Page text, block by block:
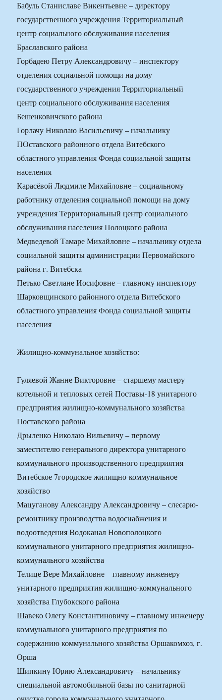
Бабуль Станиславе Викентьевне – директору
государственного учреждения Территориальный
центр социального обслуживания населения
Браславского района
Горбадею Петру Александровичу – инспектору
отделения социальной помощи на дому
государственного учреждения Территориальный
центр социального обслуживания населения
Бешенковичского района
Горлачу Николаю Васильевичу – начальнику
ПОставского районного отдела Витебского
областного управления Фонда социальной защиты
населения
Карасёвой Людмиле Михайловне – социальному
работнику отделения социальной помощи на дому
учреждения Территориальный центр социального
обслуживания населения Полоцкого района
Медведевой Тамаре Михайловне – начальнику отдела
социальной защиты администрации Первомайского
района г. Витебска
Петько Светлане Иосифовне – главному инспектору
Шарковщинского районного отдела Витебского
областного управления Фонда социальной защиты
населения
Жилищно-коммунальное хозяйство:
Гуляевой Жанне Викторовне – старшему мастеру
котельной и тепловых сетей Поставы-18 унитарного
предприятия жилищно-коммунального хозяйства
Поставского района
Дрыленко Николаю Вильевичу – первому
заместителю генерального директора унитарного
коммунального производственного предприятия
Витебское 7городское жилищно-коммунальное
хозяйство
Мацуганову Александру Александровичу – слесарю-
ремонтнику производства водоснабжения и
водоотведения Водоканал Новополоцкого
коммунального унитарного предприятия жилищно-
коммунального хозяйства
Телице Вере Михайловне – главному инженеру
унитарного предприятия жилищно-коммунального
хозяйства Глубокского района
Шавеко Олегу Константиновичу – главному инженеру
коммунального унитарного предприятия по
содержанию коммунального хозяйства Оршакомхоз, г.
Орша
Шипкину Юрию Александровичу – начальнику
специальной автомобильной базы по санитарной